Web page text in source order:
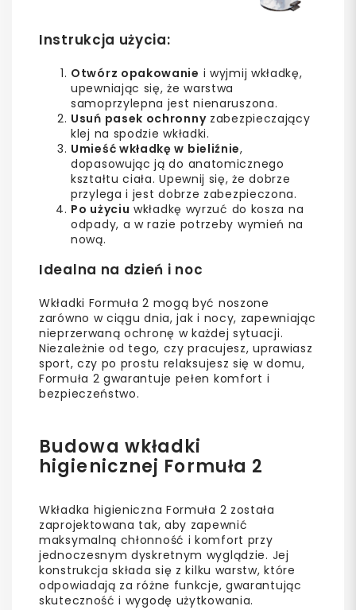
Instrukcja użycia:
Otwórz opakowanie i wyjmij wkładkę,
upewniając się, że warstwa
samoprzylepna jest nienaruszona.
Usuń pasek ochronnyzabezpieczający
klej na spodzie wkładki.
Umieść wkładkę w bieliźnie,
dopasowując ją do anatomicznego
kształtu ciała. Upewnij się, że dobrze
przylega i jest dobrze zabezpieczona.
Po użyciu wkładkę wyrzuć do kosza na
odpady, a w razie potrzeby wymień na
nową.
Idealna na dzień i noc
Wkładki Formuła 2 mogą być noszone
zarówno w ciągu dnia, jak i nocy, zapewniając
nieprzerwaną ochronę w każdej sytuacji.
Niezależnie od tego, czy pracujesz, uprawiasz
sport, czy po prostu relaksujesz się w domu,
Formuła 2 gwarantuje pełen komfort i
bezpieczeństwo.
Budowa wkładki
higienicznej Formuła 2
Wkładka higieniczna Formuła 2 została
zaprojektowana tak, aby zapewnić
maksymalną chłonność i komfort przy
jednoczesnym dyskretnym wyglądzie. Jej
konstrukcja składa się z kilku warstw, które
odpowiadają za różne funkcje, gwarantując
skuteczność i wygodę użytkowania.